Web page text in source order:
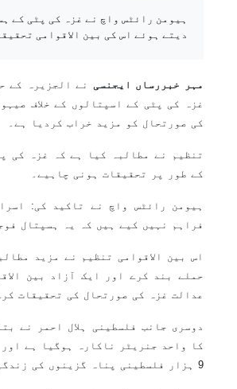
ہیومن رائٹس واچ نے غزہ کی پٹی کے
دیتے ہوئے اس کی بین الاقوامی
مہر خبررساں ایجنسی نے الجزیرہ کے
غزہ کی پٹی کے اسپتالوں کے خلاف
کی صورتحال کو مزید خراب کردیا ہے۔
تنظیم نے مطالبہ کیا ہے کہ غزہ کی
کے طور پر تحقیقات ہونی چاہیے۔
ہیومن رائٹس واچ نے تاکید کی:
فراہم نہیں کیے ہیں کہ یہ ہسپتال
اس بین الاقوامی تنظیم نے مزید
حملے بند کرے اور ایک آزاد بین
عدالت غزہ کی صورتحال کی تحقیقات
دوسری جانب فلسطینی ہلال احمر نے
9 ہزار فلسطینی پناہ گزینوں کی زندگیاں خطرے میں ہیں۔